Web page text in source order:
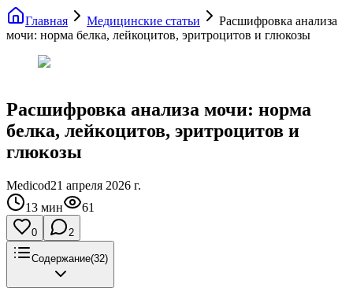
Главная Медицинские статьи
Расшифровка анализа
мочи: норма белка, лейкоцитов, эритроцитов и глюкозы
Расшифровка анализа мочи: норма
белка, лейкоцитов, эритроцитов и
глюкозы
Medicod21 апреля 2026 г.
13 мин 61
0 2
Содержание(32)